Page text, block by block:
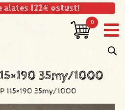
alates 122€ ostust!
0
35my/1000
115×190 35my/1000